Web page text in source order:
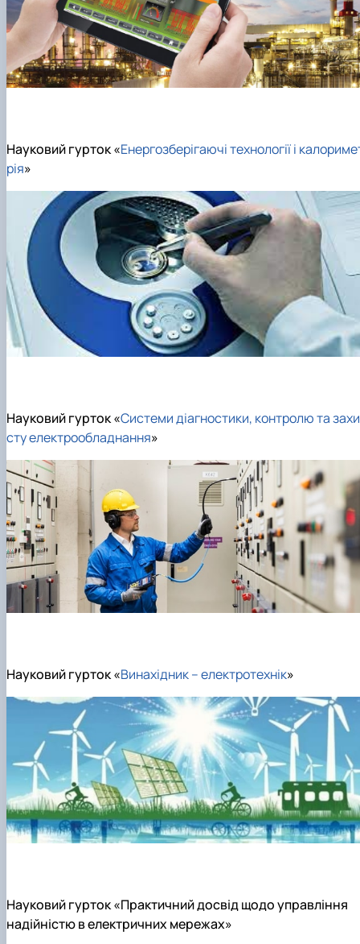
Навчальні та виробничі практики -
"Теплоенергетика"
Вибіркові дисципліни
Науковий гурток «Енергозберігаючі технології і
рія»
Науковий гурток «Системи діагностики, контролю та захи
сту електрообладнання»
Науковий гурток «Винахідник – електротехнік»
Науковий гурток «Практичний досвід щодо управління
надійністю в електричних мережах»